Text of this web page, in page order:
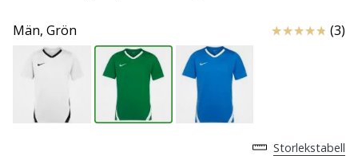
och
reda
om
det…
Män, Grön Recensioner
(3)
Storlekstabell